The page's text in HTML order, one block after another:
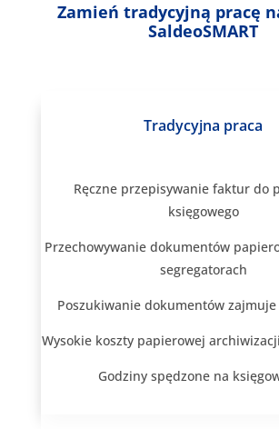
Zamień tradycyjną pracę
SaldeoSMART
Tradycyjna praca
Ręczne przepisywanie faktur do
księgowego
Przechowywanie dokumentów
segregatorach
Poszukiwanie dokumentów zajmuje
Wysokie koszty papierowej
Godziny spędzone na